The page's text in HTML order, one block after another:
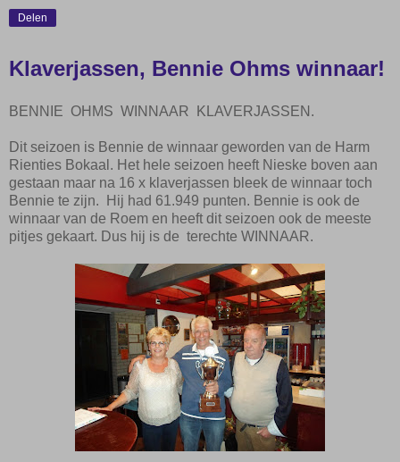
Delen
Klaverjassen, Bennie Ohms winnaar!
BENNIE OHMS WINNAAR KLAVERJASSEN.
Dit seizoen is Bennie de winnaar geworden van de Harm
Rienties Bokaal. Het hele seizoen heeft Nieske boven aan
gestaan maar na 16 x klaverjassen bleek de winnaar toch
Bennie te zijn. Hij had 61.949 punten. Bennie is ook de
winnaar van de Roem en heeft dit seizoen ook de meeste
pitjes gekaart. Dus hij is de terechte WINNAAR.